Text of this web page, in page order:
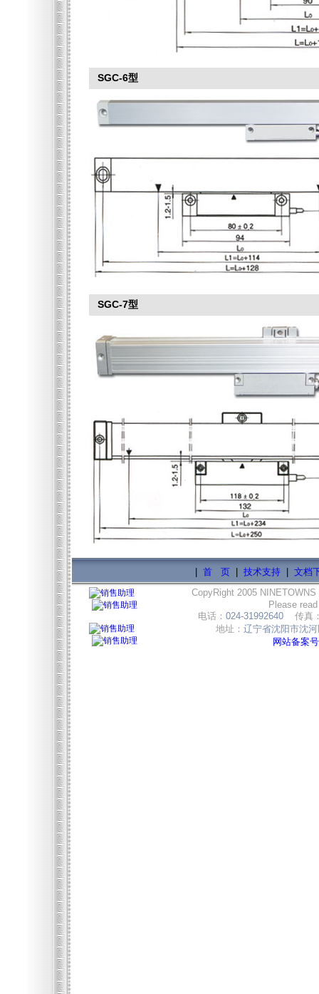
SGC-6型
SGC-7型
首 页| 技术支持| 文档
CopyRight 2005 NINETOWNS
Please
电话： 024-31992640 传真
地址： 辽宁省沈阳市沈
网站备案